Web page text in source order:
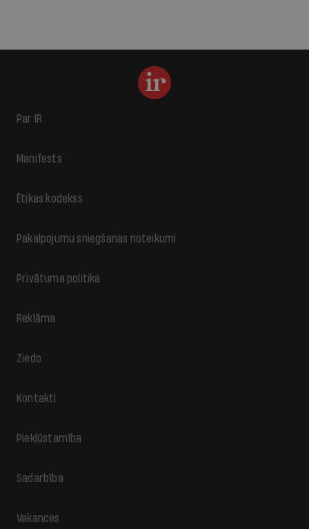
Par IR
Manifests
Ētikas kodekss
Pakalpojumu sniegšanas noteikumi
Privātuma politika
Reklāma
Ziedo
Kontakti
Piekļūstamība
Sadarbība
Vakances